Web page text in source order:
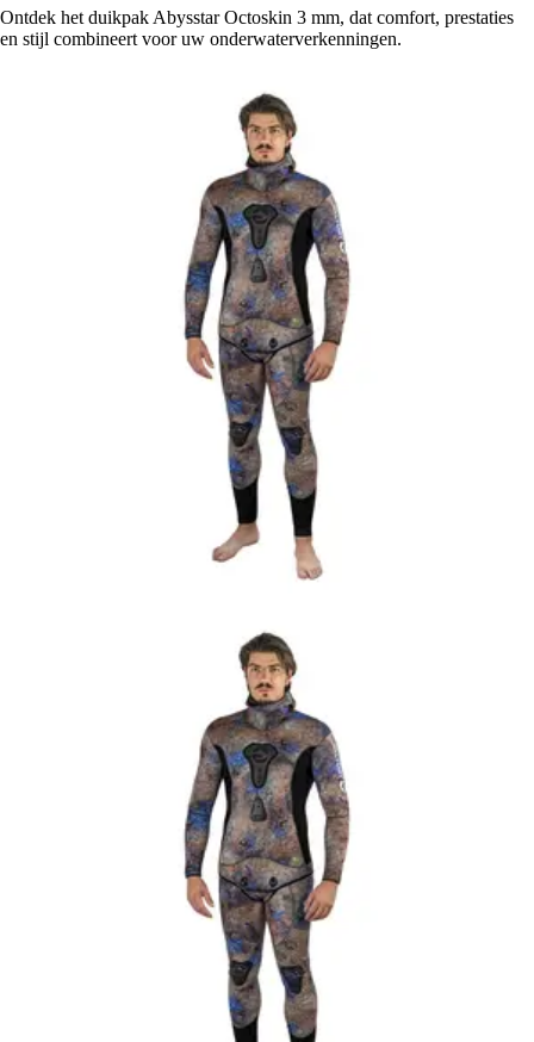
Ontdek het duikpak Abysstar Octoskin 3 mm, dat comfort, prestaties
en stijl combineert voor uw onderwaterverkenningen.